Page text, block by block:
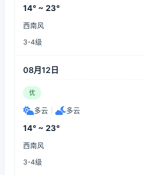
14° ~ 23°
西南风
3-4级
08月12日
优
多云 多云
14° ~ 23°
西南风
3-4级